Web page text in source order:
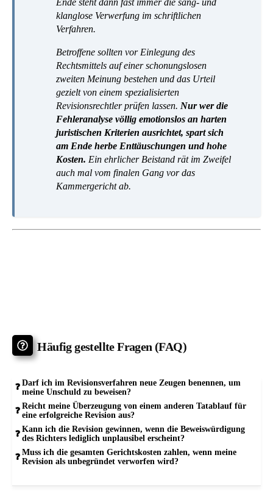
Ende steht dann fast immer die sang- und
klanglose Verwerfung im schriftlichen
Verfahren.
Betroffene sollten vor Einlegung des
Rechtsmittels auf einer schonungslosen
zweiten Meinung bestehen und das Urteil
gezielt von einem spezialisierten
Revisionsrechtler prüfen lassen. Nur wer die
Fehleranalyse völlig emotionslos an harten
juristischen Kriterien ausrichtet, spart sich
am Ende herbe Enttäuschungen und hohe
Kosten. Ein ehrlicher Beistand rät im Zweifel
auch mal vom finalen Gang vor das
Kammergericht ab.
Häufig gestellte Fragen (FAQ)
Darf ich im Revisionsverfahren neue Zeugen benennen, um
meine Unschuld zu beweisen?
Reicht meine Überzeugung von einem anderen Tatablauf für
eine erfolgreiche Revision aus?
Kann ich die Revision gewinnen, wenn die Beweiswürdigung
des Richters lediglich unplausibel erscheint?
Muss ich die gesamten Gerichtskosten zahlen, wenn meine
Revision als unbegründet verworfen wird?